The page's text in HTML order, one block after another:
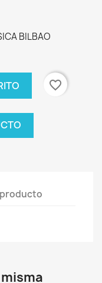
BILBAO
favorite_border